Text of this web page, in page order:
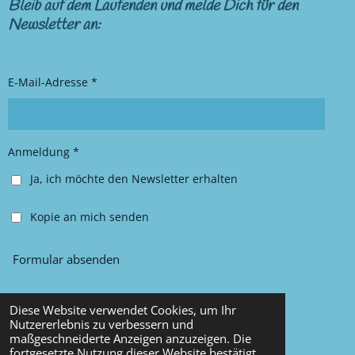
Diese Website verwendet Cookies, um Ihr
Nutzererlebnis zu verbessern und
maßgeschneiderte Anzeigen anzuzeigen. Die
t
a
a
e
b
k
Bleib auf dem Laufenden und melde Dich für den
Newsletter an:
E-Mail-Adresse *
Anmeldung *
Ja, ich möchte den Newsletter erhalten
Kopie an mich senden
Formular absenden
© 2025 Chancy Kleidung
Mit Unterstützung vonWebador